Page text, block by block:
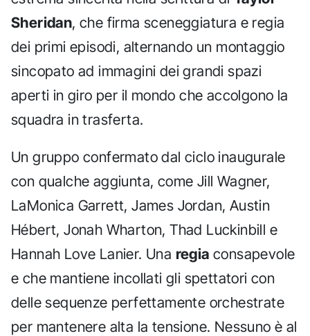
Sheridan, che firma sceneggiatura e regia
dei primi episodi, alternando un montaggio
sincopato ad immagini dei grandi spazi
aperti in giro per il mondo che accolgono la
squadra in trasferta.
Un gruppo confermato dal ciclo inaugurale
con qualche aggiunta, come Jill Wagner,
LaMonica Garrett, James Jordan, Austin
Hébert, Jonah Wharton, Thad Luckinbill e
Hannah Love Lanier. Una regia consapevole
e che mantiene incollati gli spettatori con
delle sequenze perfettamente orchestrate
per mantenere alta la tensione. Nessuno è al